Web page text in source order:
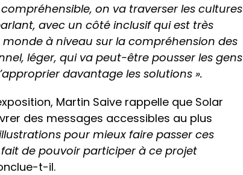
on va traverser les cultures
avec un côté inclusif qui est très
à niveau sur la compréhension des
léger, qui va peut-être pousser les gens
davantage les solutions ».
Martin Saive rappelle que Solar
des messages accessibles au plus
pour mieux faire passer ces
fait de pouvoir participer à ce projet
t-il.